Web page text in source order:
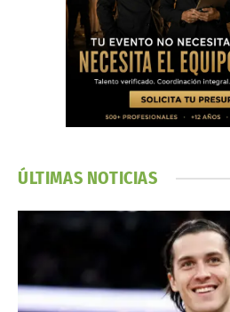
ÚLTIMAS NOTICIAS